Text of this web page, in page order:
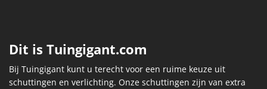
Dit is Tuingigant.com
Bij Tuingigant kunt u terecht voor een ruime keuze uit
schuttingen en verlichting. Onze schuttingen zijn van extra